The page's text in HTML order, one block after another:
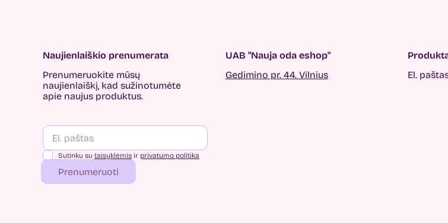
Naujienlaiškio prenumerata
Prenumeruokite mūsų
naujienlaiškį, kad sužinotumėte
apie naujus produktus.
Sutinku su taisyklėmis ir privatumo politika
Prenumeruoti
UAB "Nauja oda eshop"
Gedimino pr. 44. Vilnius
El.